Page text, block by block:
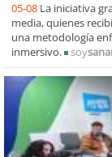
05-08 La iniciativa
media, quienes
una metodología
inmersivo.
soy